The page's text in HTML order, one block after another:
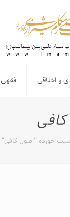
و اخلاقی فقهی
خورده “اصول کافی”